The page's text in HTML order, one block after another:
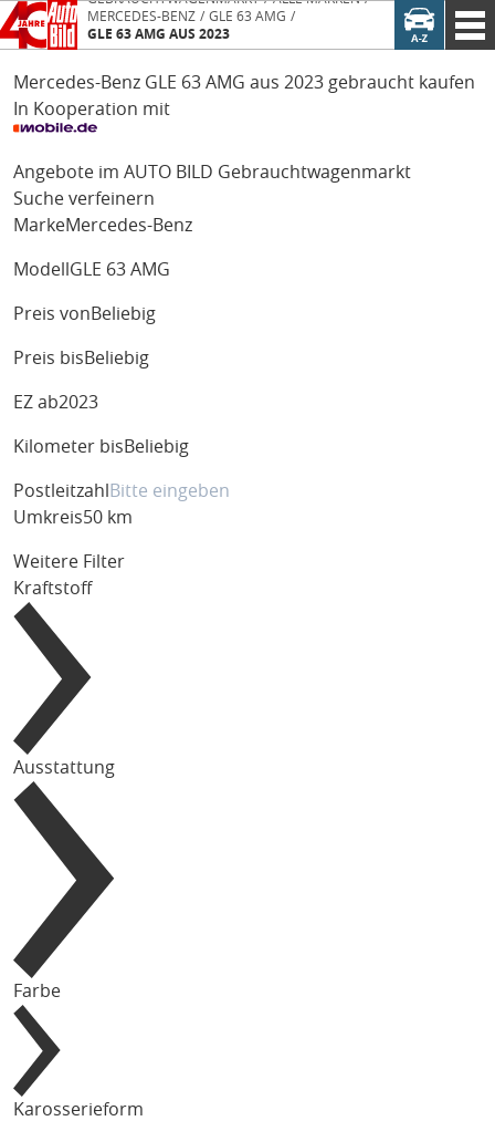
MERCEDES-BENZ
GLE 63 AMG
GLE 63 AMG AUS 2023
Mercedes-Benz GLE 63 AMG aus 2023 gebraucht kaufen
In Kooperation mit
Angebote im AUTO BILD Gebrauchtwagenmarkt
Suche verfeinern
MarkeMercedes-Benz
Modell GLE 63 AMG
Preis von Beliebig
Preis bis Beliebig
EZ ab2023
Kilometer bis Beliebig
Postleitzahl
Umkreis50 km
Weitere Filter
Kraftstoff
Ausstattung
Farbe
Karosserieform